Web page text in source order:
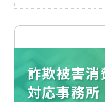
詐欺被害消
対応事務所